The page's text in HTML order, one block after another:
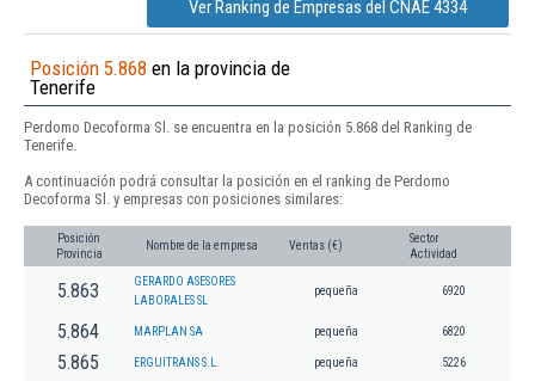
Ver Ranking de Empresas del CNAE 4334
Posición 5.868 en la provincia de
Tenerife
Perdomo Decoforma Sl. se encuentra en la posición 5.868 del Ranking de
Tenerife.
A continuación podrá consultar la posición en el ranking de Perdomo
Decoforma Sl. y empresas con posiciones similares:
Posición
Provincia
Nombre de la empresa Ventas (€)
Sector
Actividad
5.863
GERARDO ASESORES
LABORALES SL
pequeña 6920
5.864 MARPLAN SA pequeña 6820
5.865 ERGUITRANS S.L. pequeña 5226